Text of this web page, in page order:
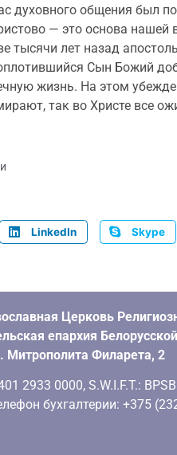
духовного общения был
— это основа нашей
тысячи лет назад
Сын Божий
жизнь. На этом
так во Христе все
LinkedIn Skype
Церковь
епархия
Митрополита Филарета, 2
2933 0000, S.W.I.F.T.:
бухгалтерии: +375